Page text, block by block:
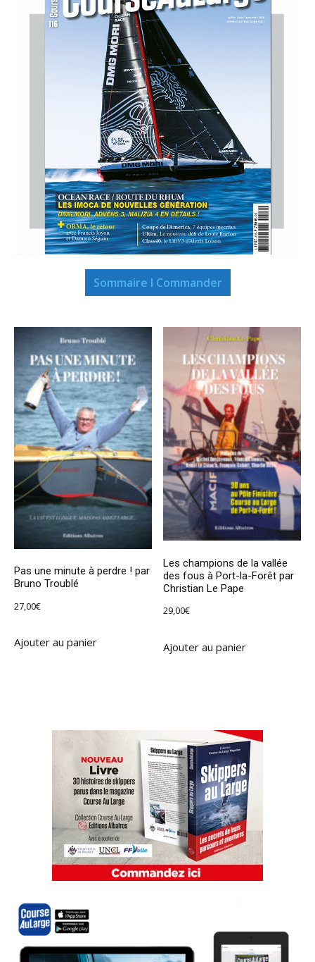
Sommaire I Commander
Pas une minute à perdre ! par
Bruno Troublé
27,00€
Ajouter au panier
Les champions de la vallée
des fous à Port-la-Forêt par
Christian Le Pape
29,00€
Ajouter au panier